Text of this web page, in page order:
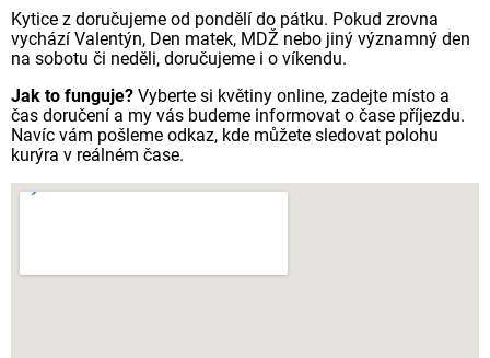
Kytice z doručujeme od pondělí do pátku. Pokud zrovna
vychází Valentýn, Den matek, MDŽ nebo jiný významný den
na sobotu či neděli, doručujeme i o víkendu.
Jak to funguje? Vyberte si květiny online, zadejte místo a
čas doručení a my vás budeme informovat o čase příjezdu.
Navíc vám pošleme odkaz, kde můžete sledovat polohu
kurýra v reálném čase.